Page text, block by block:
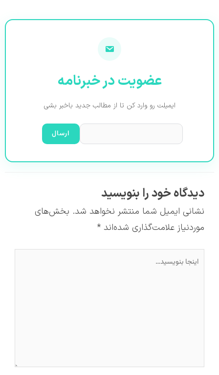
عضویت در خبرنامه
ایمیلت رو وارد کن تا از مطالب جدید باخبر بشی
دیدگاه‌ خود را بنویسید
نشانی ایمیل شما منتشر نخواهد شد. بخش‌های
موردنیاز علامت‌گذاری شده‌اند *
اینجا